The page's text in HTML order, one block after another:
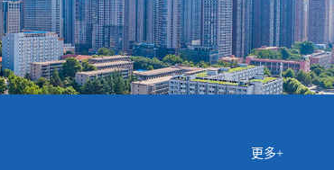
更多+